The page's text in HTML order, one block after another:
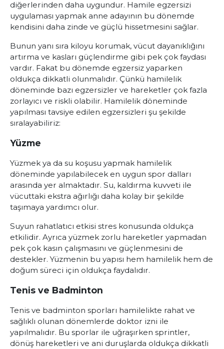
diğerlerinden daha uygundur. Hamile egzersizi
uygulaması yapmak anne adayının bu dönemde
kendisini daha zinde ve güçlü hissetmesini sağlar.
Bunun yanı sıra kiloyu korumak, vücut dayanıklığını
artırma ve kasları güçlendirme gibi pek çok faydası
vardır. Fakat bu dönemde egzersiz yaparken
oldukça dikkatli olunmalıdır. Çünkü hamilelik
döneminde bazı egzersizler ve hareketler çok fazla
zorlayıcı ve riskli olabilir. Hamilelik döneminde
yapılması tavsiye edilen egzersizleri şu şekilde
sıralayabiliriz:
Yüzme
Yüzmek ya da su koşusu yapmak hamilelik
döneminde yapılabilecek en uygun spor dalları
arasında yer almaktadır. Su, kaldırma kuvveti ile
vücuttaki ekstra ağırlığı daha kolay bir şekilde
taşımaya yardımcı olur.
Suyun rahatlatıcı etkisi stres konusunda oldukça
etkilidir. Ayrıca yüzmek zorlu hareketler yapmadan
pek çok kasın çalışmasını ve güçlenmesini de
destekler. Yüzmenin bu yapısı hem hamilelik hem de
doğum süreci için oldukça faydalıdır.
Tenis ve Badminton
Tenis ve badminton sporları hamilelikte rahat ve
sağlıklı olunan dönemlerde doktor izni ile
yapılmalıdır. Bu sporlar ile uğraşırken sprintler,
dönüş hareketleri ve ani duruşlarda oldukça dikkatli